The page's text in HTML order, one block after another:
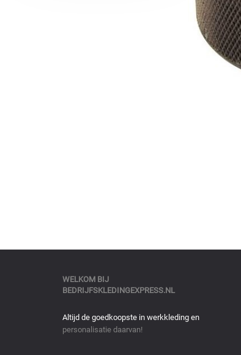
WELKOM BIJ
BEDRIJFSKLEDINGEXPRESS.NL
Altijd de goedkoopste in werkkleding en
personalisatie daarvan!